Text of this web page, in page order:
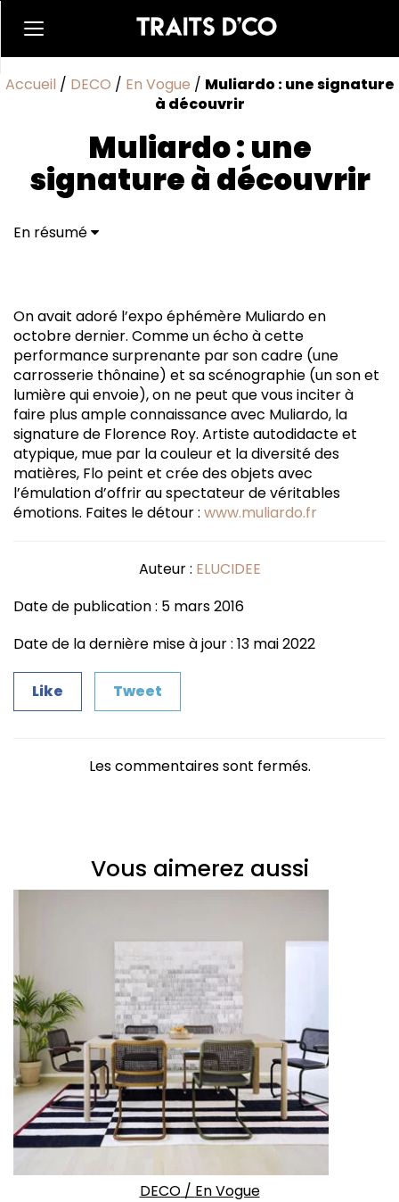
Accueil / DECO / En Vogue / Muliardo : une signature
à découvrir
Muliardo : une
signature à découvrir
En résumé
On avait adoré l’expo éphémère Muliardo en
octobre dernier. Comme un écho à cette
performance surprenante par son cadre (une
carros­serie thônaine) et sa scénographie (un son et
lumière qui envoie), on ne peut que vous inciter à
faire plus ample connaissance avec Muliardo, la
signature de Florence Roy. Artiste autodidacte et
atypique, mue par la couleur et la diversité des
matières, Flo peint et crée des objets avec
l’émulation d’offrir au spectateur de véritables
émotions. Faites le détour : www.muliardo.fr
Auteur : ELUCIDEE
Date de publication : 5 mars 2016
Date de la dernière mise à jour : 13 mai 2022
Like Tweet
Les commentaires sont fermés.
Vous aimerez aussi
DECO/ En Vogue